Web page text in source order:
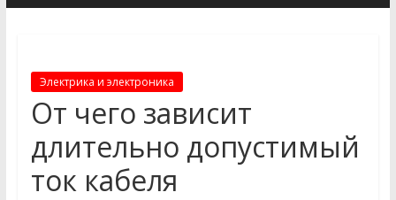
Электрика и электроника
От чего зависит
длительно допустимый
ток кабеля